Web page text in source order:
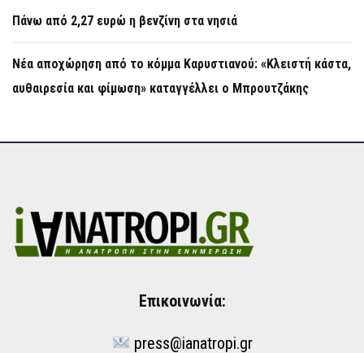
Πάνω από 2,27 ευρώ η βενζίνη στα νησιά
Νέα αποχώρηση από το κόμμα Καρυστιανού: «Κλειστή κάστα,
αυθαιρεσία και φίμωση» καταγγέλλει ο Μπρουτζάκης
Επικοινωνία:
press@ianatropi.gr